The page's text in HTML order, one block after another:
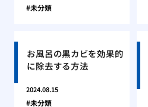
未分類
お風呂の黒カビを効果的
に除去する方法
2024.08.15
未分類